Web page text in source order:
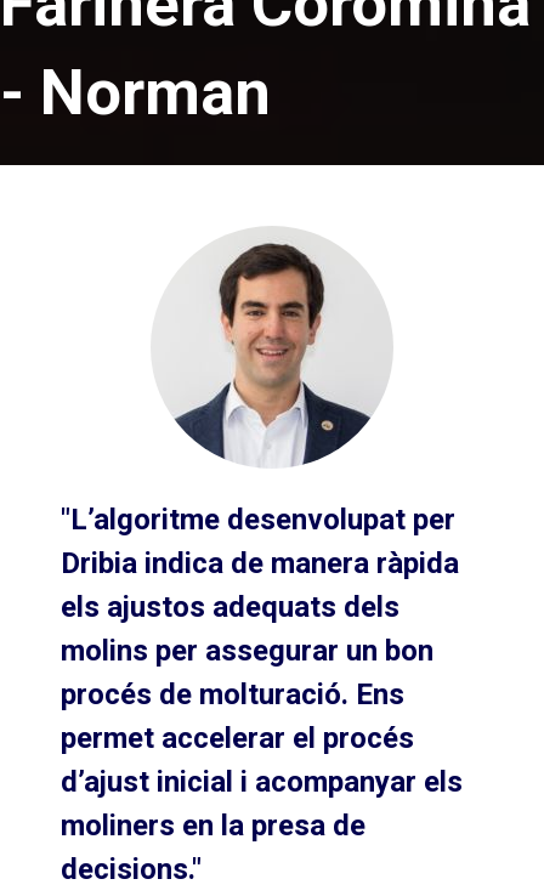
- Norman
"L’algoritme desenvolupat per
Dribia indica de manera ràpida
els ajustos adequats dels
molins per assegurar un bon
procés de molturació. Ens
permet accelerar el procés
d’ajust inicial i acompanyar els
moliners en la presa de
decisions."